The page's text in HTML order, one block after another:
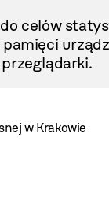
celów
w Krakowie